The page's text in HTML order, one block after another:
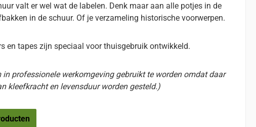
valt er wel wat de labelen. Denk maar aan alle potjes in de
in de schuur. Of je verzameling historische voorwerpen.
en tapes zijn speciaal voor thuisgebruik ontwikkeld.
in professionele werkomgeving gebruikt te worden omdat daar
kleefkracht en levensduur worden gesteld.)